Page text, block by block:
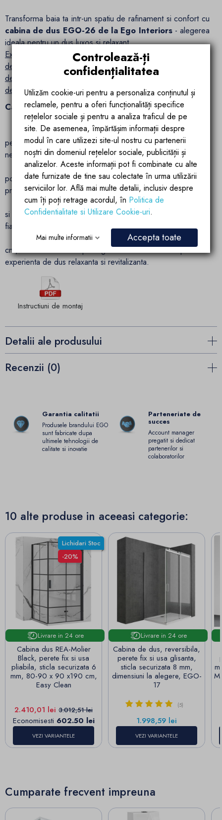
Transforma baia ta intr-un spatiu de rafinament si confort cu
cabina de dus EGO-26 de la Ego Interiors- alegerea
ideala pentru un dus luxos si relaxant.
Experimenteaza luxul si confortul cu cabina de dus EGO-26
de la Ego Interiors. Construita din sticla securizata si cu un
design modern, este alegerea perfecta pentru o experienta
de dus exceptionala. Descopera-o acum.
Caracteristici Suplimentare:
Ajustare Usoara: Intervalul de ajustare de 20 mm
permite o instalare precisa si confortabila, adaptandu-se la
nevoile tale.
Montaj Simplu si Rapid: Cu un design intuitiv, cabina
poate fi instalata rapid si usor, fara a fi nevoie de ajutor
profesional.
Durabilitate si Fiabilitate: Materialele de inalta calitate
si atentia la detalii garanteaza o durata lunga de viata si
fiabilitate in utilizare.
Spatiu Generos si Confortabil: Cu o inaltime de 190
cm, cabina ofera un spatiu generos si confortabil pentru o
experienta de dus relaxanta si revitalizanta.
Instructiuni de montaj
Detalii ale produsului
Recenzii (0)
Garantia calitatii
Produsele brandului EGO
sunt fabricate dupa
ultimele tehnologii de
calitate si inovatie
Parteneriate de
succes
Account manager
pregatit si dedicat
partenerilor si
colaboratorilor
10 alte produse in aceeasi categorie:
Lichidari Stoc
-20%
Livrare in 24 ore
Cabina dus REA-Molier
Black, perete fix si usa
pliabila, sticla securizata 6
mm, 80-90 x 90 x190 cm,
Easy Clean
Pret
2.410,01 lei Pret de baza
3.012,51 lei
Economisesti 602.50 lei
VEZI VARIANTELE
Livrare in 24 ore
Cabina de dus, reversibila,
perete fix si usa glisanta,
sticla securizata 8 mm,
dimensiuni la alegere, EGO-
17
(5)
Pret
1.998,59 lei
VEZI VARIANTELE
Cumparate frecvent impreuna
Controlează-ți
confidențialitatea
Utilizăm cookie-uri pentru a personaliza conținutul și
reclamele, pentru a oferi funcționalități specifice
rețelelor sociale și pentru a analiza traficul de pe
site. De asemenea, împărtășim informații despre
modul în care utilizezi site-ul nostru cu partenerii
noștri din domeniul rețelelor sociale, publicității și
analizelor. Aceste informații pot fi combinate cu alte
date furnizate de tine sau colectate în urma utilizării
serviciilor lor. Află mai multe detalii, inclusiv despre
cum îți poți retrage acordul, în Politica de
Confidentialitate si Utilizare Cookie-uri.
Mai multe informatii Accepta toate